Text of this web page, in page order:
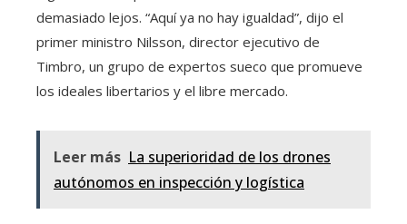
demasiado lejos. “Aquí ya no hay igualdad”, dijo el
primer ministro Nilsson, director ejecutivo de
Timbro, un grupo de expertos sueco que promueve
los ideales libertarios y el libre mercado.
Leer más La superioridad de los drones
autónomos en inspección y logística